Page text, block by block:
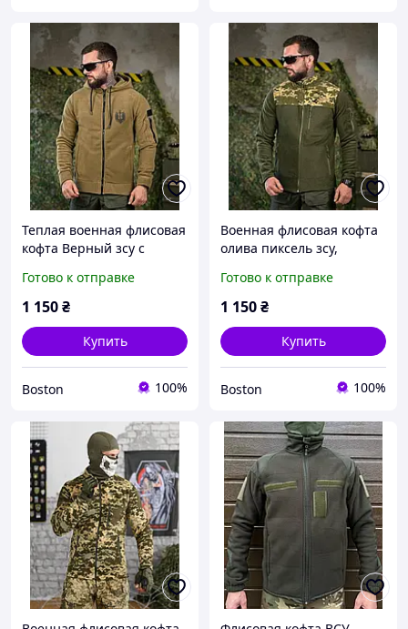
Теплая военная флисовая
кофта Верный зсу с
военная кофта на флисе,
теплая армейская флиска
Готово к отправке
1 150₴
Купить
Boston 100%
Военная флисовая кофта
олива пиксель зсу,
флисовая кофта плотная,
теплая армейская флиска
Готово к отправке
1 150₴
Купить
Boston 100%